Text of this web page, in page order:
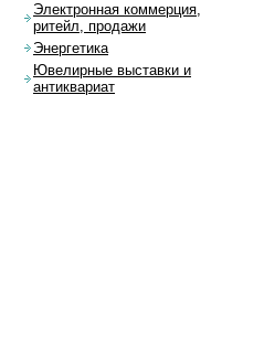
Электронная коммерция,
ритейл, продажи
Энергетика
Ювелирные выставки и
антиквариат